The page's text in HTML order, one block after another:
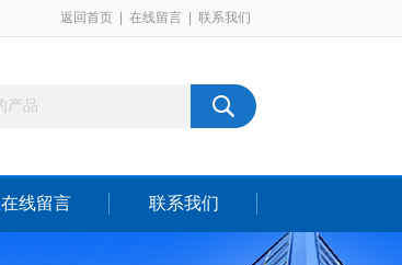
返回首页 在线留言 联系我们
在线留言 联系我们